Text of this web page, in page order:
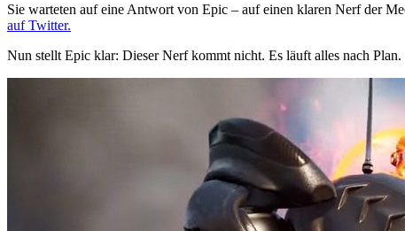
Sie warteten auf eine Antwort von Epic – auf einen klaren Nerf der
auf Twitter.
Nun stellt Epic klar: Dieser Nerf kommt nicht. Es läuft alles nach Plan.